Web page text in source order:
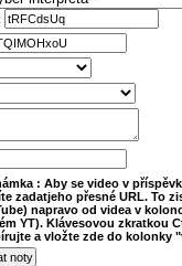
: Aby se video v
zadatjeho přesné URL. To
napravo od videa v
YT). Klávesovou zkratkou
a vložte zde do kolonky